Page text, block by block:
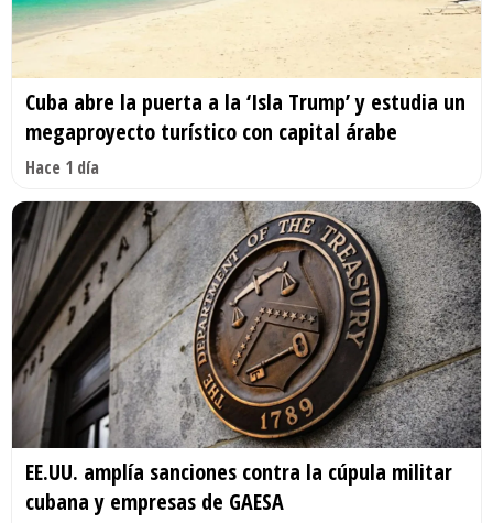
Cuba abre la puerta a la ‘Isla Trump’ y estudia un
megaproyecto turístico con capital árabe
Hace 1 día
EE.UU. amplía sanciones contra la cúpula militar
cubana y empresas de GAESA